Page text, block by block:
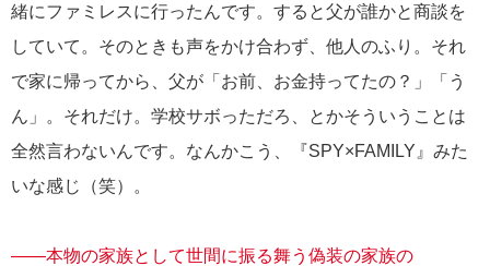
緒にファミレスに行ったんです。すると父が誰かと商談を
していて。そのときも声をかけ合わず、他人のふり。それ
で家に帰ってから、父が「お前、お金持ってたの？」「う
ん」。それだけ。学校サボっただろ、とかそういうことは
全然言わないんです。なんかこう、『SPY×FAMILY』みた
いな感じ（笑）。
――本物の家族として世間に振る舞う偽装の家族の